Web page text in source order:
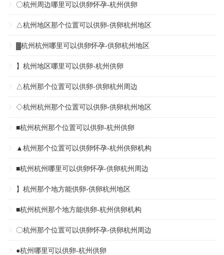
〇杭州周边哪里可以供卵怀孕-杭州供卵
△杭州地区那个位置可以供卵-供卵杭州地区
▓杭州杭州哪里可以供卵怀孕-供卵杭州地区
】杭州地区哪里可以供卵-杭州供卵
△杭州那个位置可以供卵-供卵杭州周边
◇杭州杭州那个位置可以供卵-供卵杭州地区
■杭州杭州那个位置可以供卵-杭州供卵
▲杭州那个位置可以供卵怀孕-杭州供卵机构
■杭州杭州哪里可以供卵怀孕-供卵杭州周边
】杭州那个地方能供卵-供卵杭州地区
■杭州杭州那个地方能供卵-杭州供卵机构
〇杭州那个位置可以供卵怀孕-供卵杭州周边
●杭州哪里可以供卵-杭州供卵